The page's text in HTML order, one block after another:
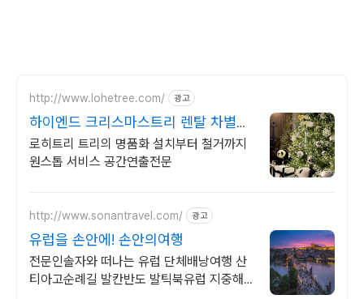
http://www.lohetree.com/ 광고
하이엔드 크리스마스트리 렌탈 차별화
된 퀄리티 트리
로히트리 트리의 명품화 설치부터 철거까지
원스톱 서비스 공간연출전문
http://www.sonantravel.com/ 광고
유럽을 손안에! 손안의여행
전문인솔자와 떠나는 유럽 단체배낭여행 산
티아고순례길 발칸반도 발틱북유럽 지중해